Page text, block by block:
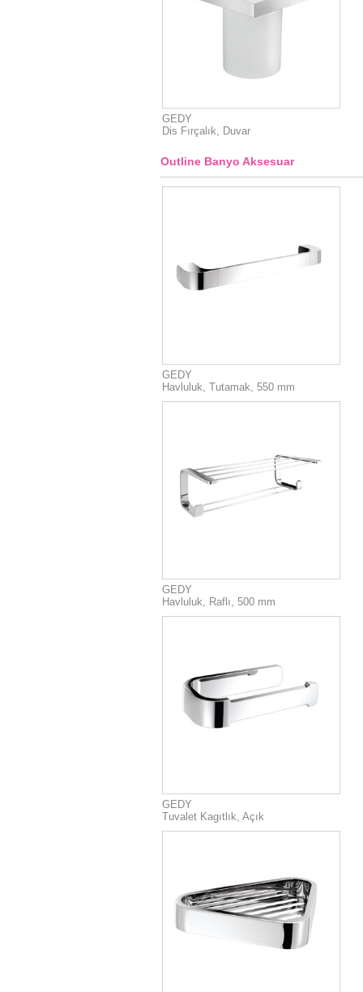
GEDY
Dis Fırçalık, Duvar
Outline Banyo Aksesuar
GEDY
Havluluk, Tutamak, 550 mm
GEDY
Havluluk, Raflı, 500 mm
GEDY
Tuvalet Kagıtlık, Açık